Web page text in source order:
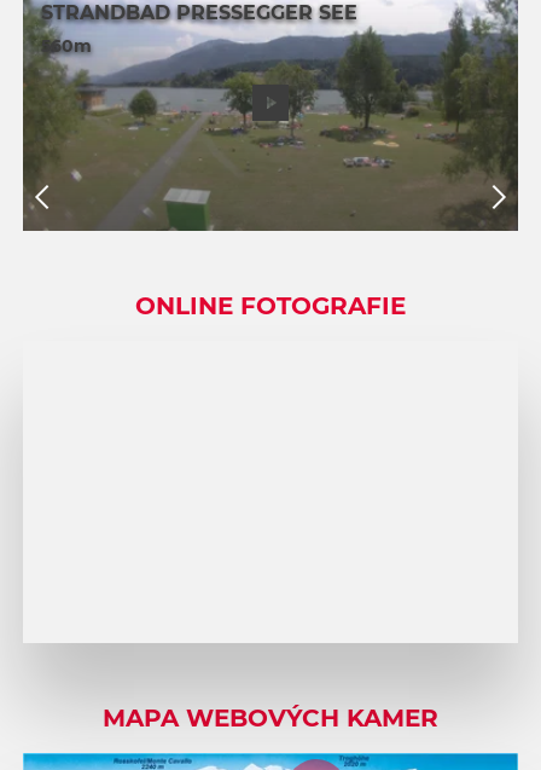
STRANDBAD PRESSEGGER SEE
560m
ONLINE FOTOGRAFIE
MAPA WEBOVÝCH KAMER